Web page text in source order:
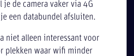
je de camera vaker via 4G
een databundel afsluiten.
niet alleen interessant voor
plekken waar wifi minder